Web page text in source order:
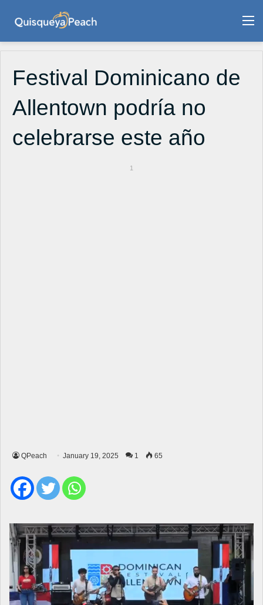
Festival Dominicano de
Allentown podría no
celebrarse este año
1
QPeach January 19, 2025 1 65